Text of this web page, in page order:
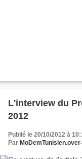
L'interview du
2012
Publié le 20/10/2012 à
Par